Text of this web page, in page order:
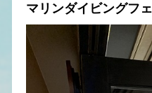
マリンダイビングフ